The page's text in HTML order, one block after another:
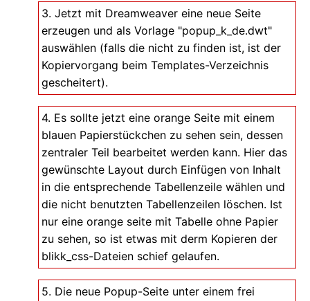
3. Jetzt mit Dreamweaver eine neue Seite
erzeugen und als Vorlage "popup_k_de.dwt"
auswählen (falls die nicht zu finden ist, ist der
Kopiervorgang beim Templates-Verzeichnis
gescheitert).
4. Es sollte jetzt eine orange Seite mit einem
blauen Papierstückchen zu sehen sein, dessen
zentraler Teil bearbeitet werden kann. Hier das
gewünschte Layout durch Einfügen von Inhalt
in die entsprechende Tabellenzeile wählen und
die nicht benutzten Tabellenzeilen löschen. Ist
nur eine orange seite mit Tabelle ohne Papier
zu sehen, so ist etwas mit derm Kopieren der
blikk_css-Dateien schief gelaufen.
5. Die neue Popup-Seite unter einem frei